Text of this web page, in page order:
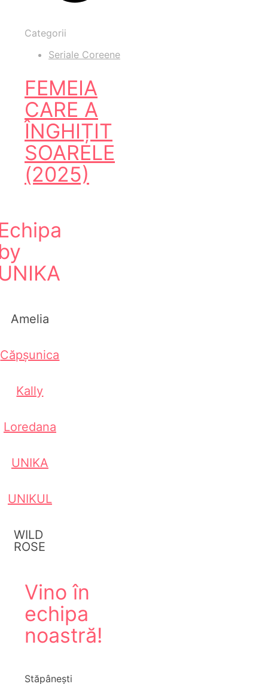
Categorii
Seriale Coreene
FEMEIA
CARE A
ÎNGHIȚIT
SOARELE
(2025)
Amelia
Căpșunica
Kally
Loredana
UNIKA
UNIKUL
WILD
ROSE
Vino în
echipa
noastră!
Stăpânești